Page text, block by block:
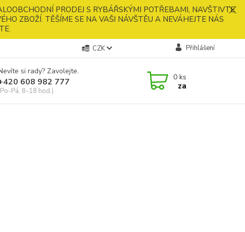
PRODEJ S RYBÁŘSKÝMI POTŘEBAMI, NAVŠTIVTE
ZBOŽÍ. TĚŠÍME SE NA VAŠI NÁVŠTĚU A NEVÁHEJTE NÁS
CZK Přihlášení
si rady? Zavolejte.
608 982 777
Pá, 8-18 hod.)
0 ks
za